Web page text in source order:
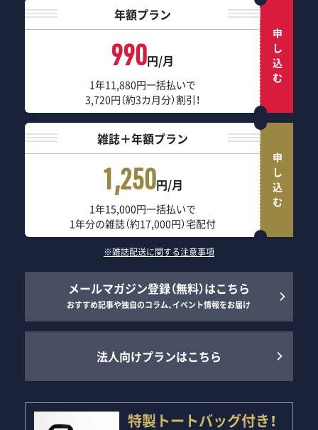
年額プラン
990円/月
1年11,880円一括払いで
3,720円（約3カ月分）割引！
申し込む
雑誌＋年額プラン
1,250円/月
1年15,000円一括払いで
1年分の雑誌（約17,000円）宅配付
申し込む
※雑誌配送に関する注意事項
メールマガジン登録（無料）はこちら
おすすめ記事や独自のコラム、イベント情報をお届け
法人向けプランはこちら
特製トートバッグ付き！